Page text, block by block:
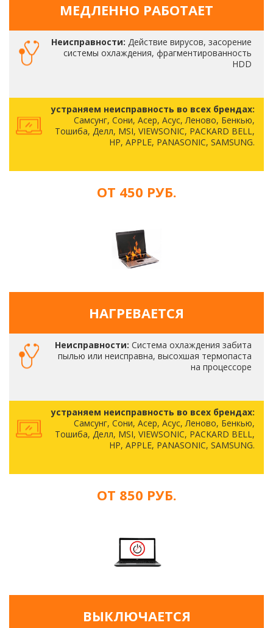
МЕДЛЕННО РАБОТАЕТ
Неисправности: Действие вирусов, засорение
системы охлаждения, фрагментированность
HDD
устраняем неисправность во всех брендах:
Самсунг, Сони, Асер, Асус, Леново, Бенкью,
Тошиба, Делл, MSI, VIEWSONIC, PACKARD BELL,
HP, APPLE, PANASONIC, SAMSUNG.
ОТ 450 РУБ.
НАГРЕВАЕТСЯ
Неисправности: Система охлаждения забита
пылью или неисправна, высохшая термопаста
на процессоре
устраняем неисправность во всех брендах:
Самсунг, Сони, Асер, Асус, Леново, Бенкью,
Тошиба, Делл, MSI, VIEWSONIC, PACKARD BELL,
HP, APPLE, PANASONIC, SAMSUNG.
ОТ 850 РУБ.
ВЫКЛЮЧАЕТСЯ